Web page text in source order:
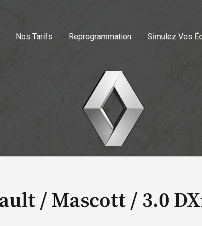
Nos Tarifs Reprogrammation Simulez Vos
/ Mascott / 3.0